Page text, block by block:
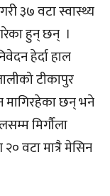
३७ वटा स्वास्थ्य
हुन् छन् ।
हेर्दा हाल
टीकापुर
मागिरहेका छन् भने
मिर्गौला
वटा मात्रै मेसिन